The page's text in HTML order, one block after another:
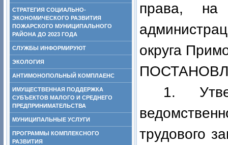
СТРАТЕГИЯ СОЦИАЛЬНО-
ЭКОНОМИЧЕСКОГО РАЗВИТИЯ
ПОЖАРСКОГО МУНИЦИПАЛЬНОГО
РАЙОНА ДО 2023 ГОДА
СЛУЖБЫ ИНФОРМИРУЮТ
ЭКОЛОГИЯ
АНТИМОНОПОЛЬНЫЙ КОМПЛАЕНС
ИМУЩЕСТВЕННАЯ ПОДДЕРЖКА
СУБЪЕКТОВ МАЛОГО И СРЕДНЕГО
ПРЕДПРИНИМАТЕЛЬСТВА
МУНИЦИПАЛЬНЫЕ УСЛУГИ
ПРОГРАММЫ КОМПЛЕКСНОГО
РАЗВИТИЯ
права, на
округа
1.
трудового